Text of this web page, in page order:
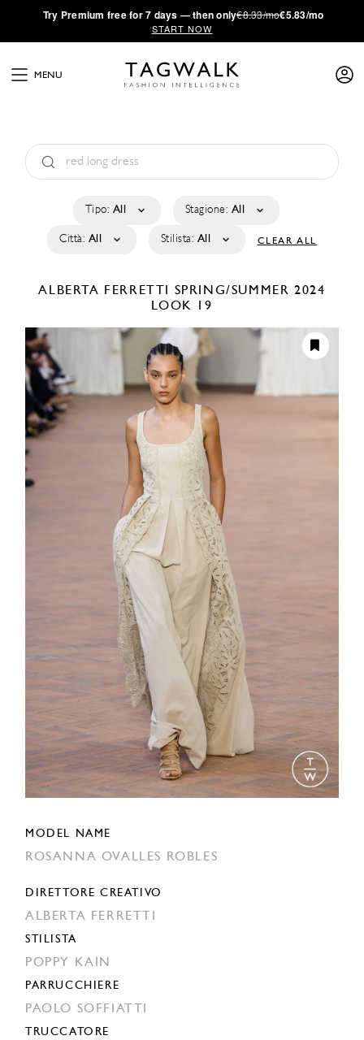
·Try Premium free for 7 days — then only€8.33/mo€5.83/mo
START NOW
MENU
Tipo: All Stagione: All
Città: All Stilista: All CLEAR ALL
ALBERTA FERRETTI SPRING/SUMMER 2024
LOOK 19
MODEL NAME
ROSANNA OVALLES ROBLES
DIRETTORE CREATIVO
ALBERTA FERRETTI
STILISTA
POPPY KAIN
PARRUCCHIERE
PAOLO SOFFIATTI
TRUCCATORE